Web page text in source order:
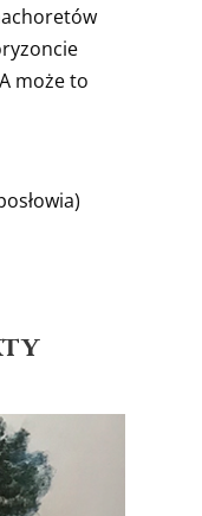
może to